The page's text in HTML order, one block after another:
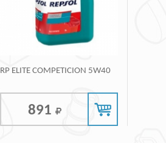
RP ELITE COMPETICION 5W40
891